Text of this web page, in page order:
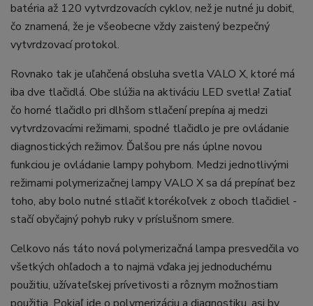
batéria až 120 vytvrdzovacích cyklov, než je nutné ju dobiť,
čo znamená, že je všeobecne vždy zaistený bezpečný
vytvrdzovací protokol.
Rovnako tak je uľahčená obsluha svetla VALO X, ktoré má
iba dve tlačidlá. Obe slúžia na aktiváciu LED svetla! Zatiaľ
čo horné tlačidlo pri dlhšom stlačení prepína aj medzi
vytvrdzovacími režimami, spodné tlačidlo je pre ovládanie
diagnostických režimov. Ďalšou pre nás úplne novou
funkciou je ovládanie lampy pohybom. Medzi jednotlivými
režimami polymerizačnej lampy VALO X sa dá prepínať bez
toho, aby bolo nutné stlačiť ktorékoľvek z oboch tlačidiel -
stačí obyčajný pohyb ruky v príslušnom smere.
Celkovo nás táto nová polymerizačná lampa presvedčila vo
všetkých ohľadoch a to najmä vďaka jej jednoduchému
použitiu, užívateľskej prívetivosti a rôznym možnostiam